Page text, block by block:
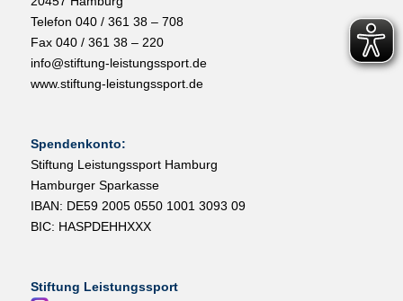
Telefon 040 / 361 38 – 708
Fax 040 / 361 38 – 220
info@stiftung-leistungssport.de
www.stiftung-leistungssport.de
Spendenkonto:
Stiftung Leistungssport Hamburg
Hamburger Sparkasse
IBAN: DE59 2005 0550 1001 3093 09
BIC: HASPDEHHXXX
Stiftung Leistungssport